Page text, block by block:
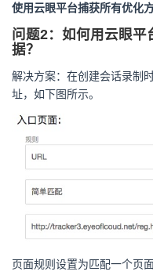
使用云眼平台捕获所有优化
问题2：如何用云眼
据？
解决方案：在创建会话录制
址，如下图所示。
页面规则设置为匹配一个页